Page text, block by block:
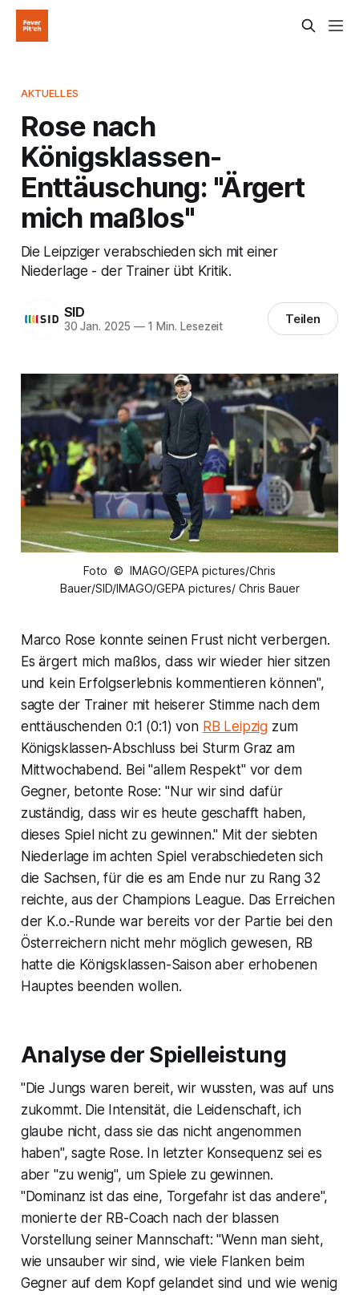
AKTUELLES
Rose nach
Königsklassen-
Enttäuschung: "Ärgert
mich maßlos"
Die Leipziger verabschieden sich mit einer
Niederlage - der Trainer übt Kritik.
SID
30 Jan. 2025 —1 Min. Lesezeit Teilen
Foto © IMAGO/GEPA pictures/Chris
Bauer/SID/IMAGO/GEPA pictures/ Chris Bauer
Marco Rose konnte seinen Frust nicht verbergen.
Es ärgert mich maßlos, dass wir wieder hier sitzen
und kein Erfolgserlebnis kommentieren können",
sagte der Trainer mit heiserer Stimme nach dem
enttäuschenden 0:1 (0:1) von RB Leipzig zum
Königsklassen-Abschluss bei Sturm Graz am
Mittwochabend. Bei "allem Respekt" vor dem
Gegner, betonte Rose: "Nur wir sind dafür
zuständig, dass wir es heute geschafft haben,
dieses Spiel nicht zu gewinnen." Mit der siebten
Niederlage im achten Spiel verabschiedeten sich
die Sachsen, für die es am Ende nur zu Rang 32
reichte, aus der Champions League. Das Erreichen
der K.o.-Runde war bereits vor der Partie bei den
Österreichern nicht mehr möglich gewesen, RB
hatte die Königsklassen-Saison aber erhobenen
Hauptes beenden wollen.
Analyse der Spielleistung
"Die Jungs waren bereit, wir wussten, was auf uns
zukommt. Die Intensität, die Leidenschaft, ich
glaube nicht, dass sie das nicht angenommen
haben", sagte Rose. In letzter Konsequenz sei es
aber "zu wenig", um Spiele zu gewinnen.
"Dominanz ist das eine, Torgefahr ist das andere",
monierte der RB-Coach nach der blassen
Vorstellung seiner Mannschaft: "Wenn man sieht,
wie unsauber wir sind, wie viele Flanken beim
Gegner auf dem Kopf gelandet sind und wie wenig